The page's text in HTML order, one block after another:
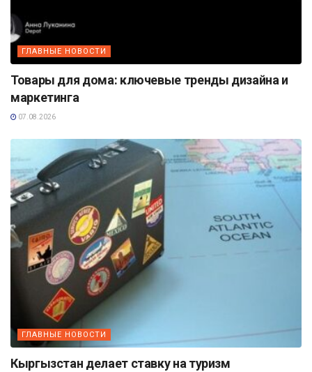
ГЛАВНЫЕ НОВОСТИ
Товары для дома: ключевые тренды дизайна и
маркетинга
07.08.2026
ГЛАВНЫЕ НОВОСТИ
Кыргызстан делает ставку на туризм